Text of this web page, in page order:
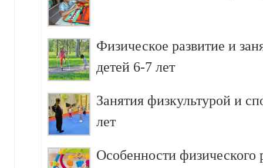
Физическое развитие и
детей 6-7 лет
Занятия физкультурой и
лет
Особенности физического